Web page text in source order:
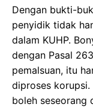
Dengan bukti-
penyidik tidak
dalam KUHP.
dengan Pasal
pemalsuan, itu
diproses korupsi.
boleh seseorang